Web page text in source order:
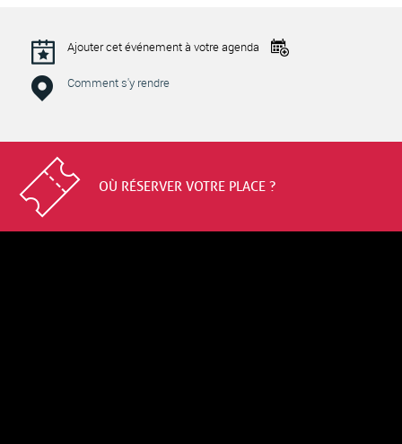
Ajouter cet événement à votre agenda
Comment s'y rendre
OÙ RÉSERVER VOTRE PLACE ?